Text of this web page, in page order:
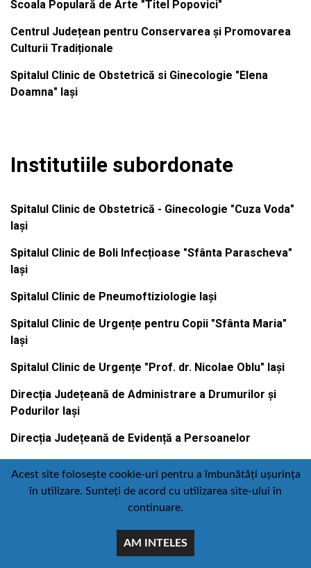
Scoala Populară de Arte "Titel Popovici"
Centrul Județean pentru Conservarea și Promovarea
Culturii Tradiționale
Spitalul Clinic de Obstetrică si Ginecologie "Elena
Doamna" Iași
Institutiile subordonate
Spitalul Clinic de Obstetrică - Ginecologie "Cuza Voda"
Iași
Spitalul Clinic de Boli Infecțioase "Sfânta Parascheva"
Iași
Spitalul Clinic de Pneumoftiziologie Iași
Spitalul Clinic de Urgențe pentru Copii "Sfânta Maria"
Iași
Spitalul Clinic de Urgențe "Prof. dr. Nicolae Oblu" Iași
Direcția Județeană de Administrare a Drumurilor și
Podurilor Iași
Direcția Județeană de Evidență a Persoanelor
Contact Politică de confidențialitate
:
comunicare@icc.ro
Acest site folosește cookie-uri pentru a îmbunătăți ușurința
în utilizare. Sunteți de acord cu utilizarea site-ului în
continuare.
AM INTELES